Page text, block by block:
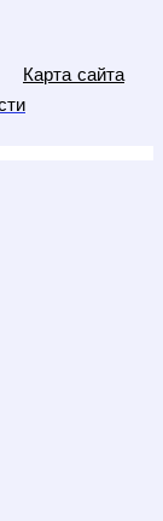
Карта сайта